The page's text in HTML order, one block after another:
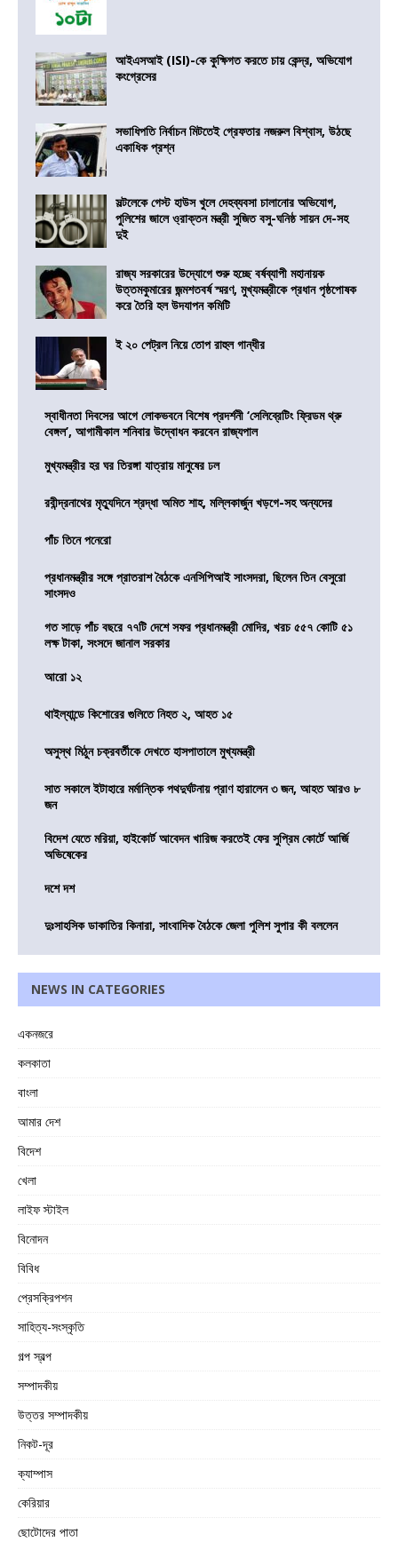
আইএসআই (ISI)-কে কুক্ষিগত করতে চায় কেন্দ্র, অভিযোগ
কংগ্রেসের
সভাধিপতি নির্বাচন মিটতেই গ্রেফতার নজরুল বিশ্বাস, উঠছে
একাধিক প্রশ্ন
সল্টলেকে গেস্ট হাউস খুলে দেহব্যবসা চালানোর অভিযোগ,
পুলিশের জালে ও্রাক্তন মন্ত্রী সুজিত বসু-ঘনিষ্ঠ সায়ন দে-সহ
দুই
রাজ্য সরকারের উদ্যোগে শুরু হচ্ছে বর্ষব্যাপী মহানায়ক
উত্তমকুমারের জন্মশতবর্ষ স্মরণ, মুখ্যমন্ত্রীকে প্রধান পৃষ্ঠপোষক
করে তৈরি হল উদযাপন কমিটি
ই ২০ পেট্রল নিয়ে তোপ রাহুল গান্ধীর
স্বাধীনতা দিবসের আগে লোকভবনে বিশেষ প্রদর্শনী ‘সেলিব্রেটিং ফ্রিডম থ্রু
বেঙ্গল’, আগামীকাল শনিবার উদ্বোধন করবেন রাজ্যপাল
মুখ্যমন্ত্রীর হর ঘর তিরঙ্গা যাত্রায় মানুষের ঢল
রবীন্দ্রনাথের মৃত্যুদিনে শ্রদ্ধা অমিত শাহ, মল্লিকার্জুন খড়গে-সহ অন্যদের
পাঁচ তিনে পনেরো
প্রধানমন্ত্রীর সঙ্গে প্রাতরাশ বৈঠকে এনসিপিআই সাংসদরা, ছিলেন তিন বেসুরো
সাংসদও
গত সাড়ে পাঁচ বছরে ৭৭টি দেশে সফর প্রধানমন্ত্রী মোদির, খরচ ৫৫৭ কোটি ৫১
লক্ষ টাকা, সংসদে জানাল সরকার
আরো ১২
থাইল্যান্ডে কিশোরের গুলিতে নিহত ২, আহত ১৫
অসুস্থ মিঠুন চক্রবর্তীকে দেখতে হাসপাতালে মুখ্যমন্ত্রী
সাত সকালে ইটাহারে মর্মান্তিক পথদুর্ঘটনায় প্রাণ হারালেন ৩ জন, আহত আরও ৮
জন
বিদেশ যেতে মরিয়া, হাইকোর্ট আবেদন খারিজ করতেই ফের সুপ্রিম কোর্টে আর্জি
অভিষেকের
দশে দশ
দুঃসাহসিক ডাকাতির কিনারা, সাংবাদিক বৈঠকে জেলা পুলিশ সুপার কী বললেন
NEWS IN CATEGORIES
একনজরে
কলকাতা
বাংলা
আমার দেশ
বিদেশ
খেলা
লাইফ স্টাইল
বিনোদন
বিবিধ
প্রেসক্রিপশন
সাহিত্য-সংস্কৃতি
গল্প স্বল্প
সম্পাদকীয়
উত্তর সম্পাদকীয়
নিকট-দূর
ক্যাম্পাস
কেরিয়ার
ছোটোদের পাতা